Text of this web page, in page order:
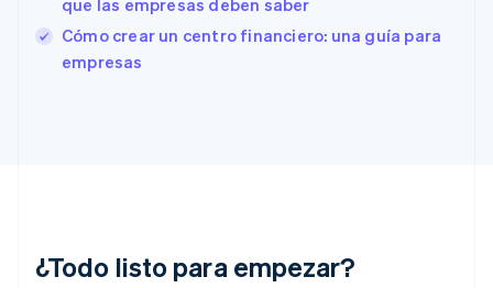
que las empresas deben saber
Cómo crear un centro financiero: una guía para
empresas
¿Todo listo para empezar?
English
Finlandia
EnglishSvenska
India
English